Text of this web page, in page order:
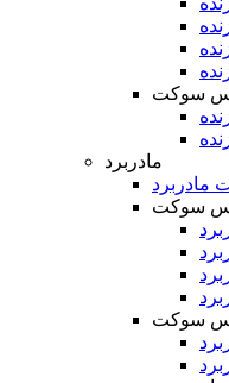
مادربرد
مادربرد